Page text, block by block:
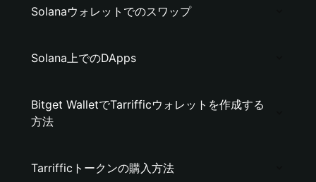
Solanaウォレットでのスワップ
Solana上でのDApps
Bitget WalletでTarrifficウォレットを作成する
方法
Tarrifficトークンの購入方法